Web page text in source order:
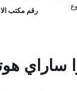
رقم مكتب
ساراي